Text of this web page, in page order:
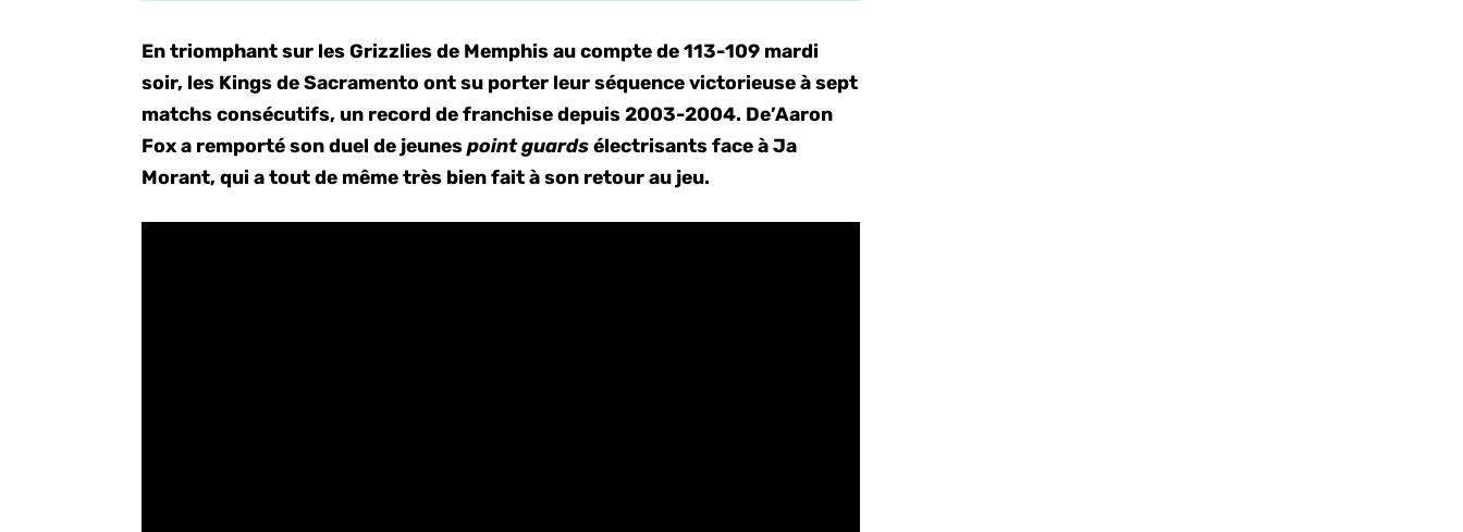
En triomphant sur les Grizzlies de Memphis au compte de 113-109 mardi
soir, les Kings de Sacramento ont su porter leur séquence victorieuse à sept
matchs consécutifs, un record de franchise depuis 2003-2004. De’Aaron
Fox a remporté son duel de jeunespoint guards électrisants face à Ja
Morant, qui a tout de même très bien fait à son retour au jeu.